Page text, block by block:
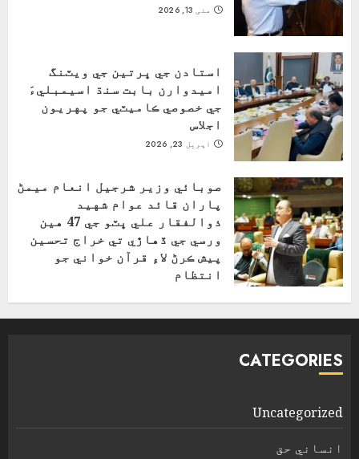
مئی 13, 2026
استادن جي ڀرتين جي ويٽنگ
اميدوارن بابت سنڌ اسيمبليءَ
جي خصوصي ڪاميٽي جو پهريون
اجلاس
اپریل 23, 2026
صوبائي وزير شرجيل انعام ميمڻ
پاران قائد عوام شهيد
ذوالفقار علي ڀٽو جي 47 هين
ورسي جي ڏهاڙي تي خراج تحسين
پيش ڪرڻ لاءِ قرآن خواني جو
انتظام
CATEGORIES
Uncategorized
انساني حق